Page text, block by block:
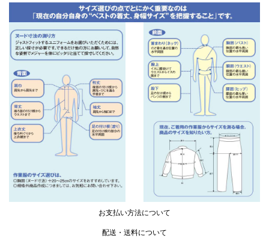
お支払い方法について
配送・送料について